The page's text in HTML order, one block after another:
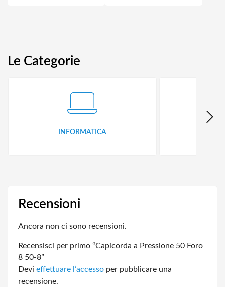
Le Categorie
INFORMATICA
Recensioni
Ancora non ci sono recensioni.
Recensisci per primo “Capicorda a Pressione 50 Foro
8 50-8”
Devi effettuare l’accesso per pubblicare una
recensione.